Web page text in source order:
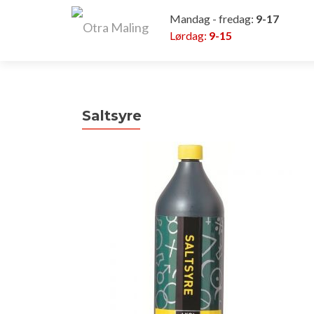
Mandag - fredag: 9-17
Lørdag: 9-15
Saltsyre